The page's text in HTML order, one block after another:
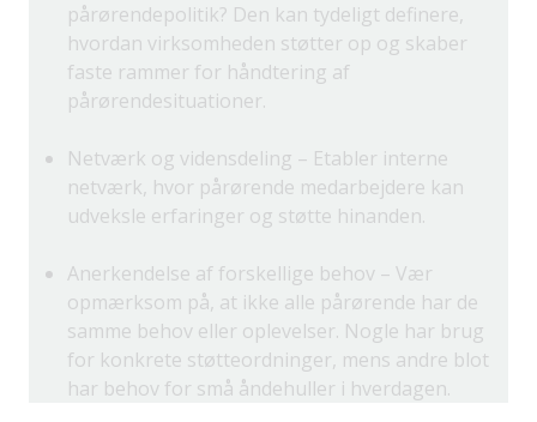
pårørendepolitik? Den kan tydeligt definere,
hvordan virksomheden støtter op og skaber
faste rammer for håndtering af
pårørendesituationer.
Netværk og vidensdeling – Etabler interne
netværk, hvor pårørende medarbejdere kan
udveksle erfaringer og støtte hinanden.
Anerkendelse af forskellige behov – Vær
opmærksom på, at ikke alle pårørende har de
samme behov eller oplevelser. Nogle har brug
for konkrete støtteordninger, mens andre blot
har behov for små åndehuller i hverdagen.